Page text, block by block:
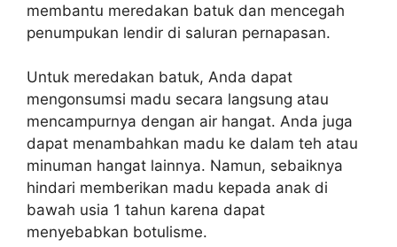
membantu meredakan batuk dan mencegah
penumpukan lendir di saluran pernapasan.
Untuk meredakan batuk, Anda dapat
mengonsumsi madu secara langsung atau
mencampurnya dengan air hangat. Anda juga
dapat menambahkan madu ke dalam teh atau
minuman hangat lainnya. Namun, sebaiknya
hindari memberikan madu kepada anak di
bawah usia 1 tahun karena dapat
menyebabkan botulisme.